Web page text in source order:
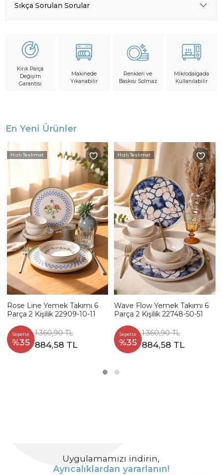
Sıkça Sorulan Sorular
Kırık Parça
Değişim
Garantisi
Makinede
Yıkanabilir
Renkleri ve
Baskısı Solmaz
Mikrodalgada
Kullanılabilir
En Yeni Ürünler
Hızlı Teslimat
Rose Line Yemek Takımı 6
Parça 2 Kişilik 22909-10-11
Sepette
%35
1.360,90 TL
884,58 TL
Hızlı Teslimat
Wave Flow Yemek Takımı 6
Parça 2 Kişilik 22748-50-51
Sepette
%35
1.360,90 TL
884,58 TL
Uygulamamızı indirin,
Ayrıcalıklardan yararlanın!